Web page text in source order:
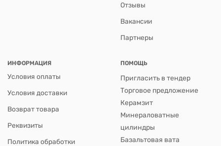
Отзывы
Вакансии
Партнеры
ИНФОРМАЦИЯ
Условия оплаты
Условия доставки
Возврат товара
Реквизиты
Политика обработки
ПОМОЩЬ
Пригласить в тендер
Торговое предложение
Керамзит
Минераловатные
цилиндры
Базальтовая вата